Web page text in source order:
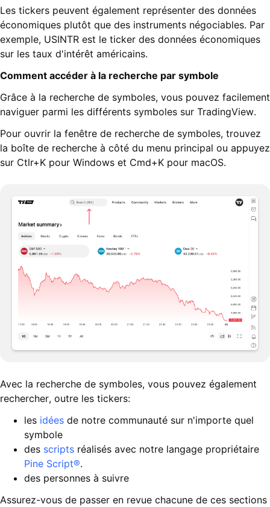
Les tickers peuvent également représenter des données
économiques plutôt que des instruments négociables. Par
exemple, USINTR est le ticker des données économiques
sur les taux d'intérêt américains.
Comment accéder à la recherche par symbole
Grâce à la recherche de symboles, vous pouvez facilement
naviguer parmi les différents symboles sur TradingView.
Pour ouvrir la fenêtre de recherche de symboles, trouvez
la boîte de recherche à côté du menu principal ou appuyez
sur Ctlr+K pour Windows et Cmd+K pour macOS.
Avec la recherche de symboles, vous pouvez également
rechercher, outre les tickers:
les idées de notre communauté sur n'importe quel
symbole
des scripts réalisés avec notre langage propriétaire
Pine Script®.
des personnes à suivre
Assurez-vous de passer en revue chacune de ces sections